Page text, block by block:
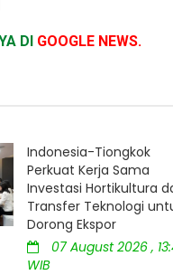
DI GOOGLE NEWS.
Indonesia-Tiongkok
Perkuat Kerja Sama
Investasi Hortikultura
Transfer Teknologi
Dorong Ekspor
07 August 2026 ,
WIB